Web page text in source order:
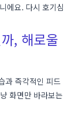
에요. 다시 호기심
, 해로울
과 즉각적인 피드
화면만 바라보는